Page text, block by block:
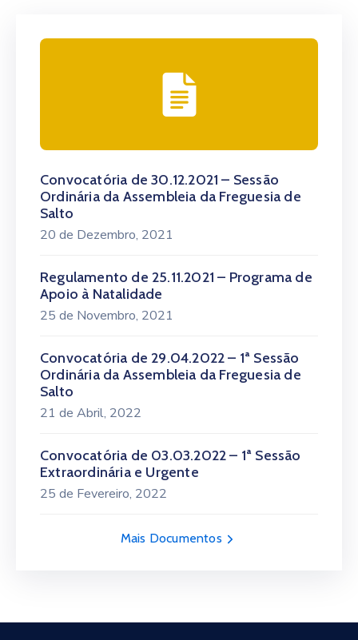
Convocatória de 30.12.2021 – Sessão
Ordinária da Assembleia da Freguesia de
Salto
20 de Dezembro, 2021
Regulamento de 25.11.2021 – Programa de
Apoio à Natalidade
25 de Novembro, 2021
Convocatória de 29.04.2022 – 1ª Sessão
Ordinária da Assembleia da Freguesia de
Salto
21 de Abril, 2022
Convocatória de 03.03.2022 – 1ª Sessão
Extraordinária e Urgente
25 de Fevereiro, 2022
Mais Documentos